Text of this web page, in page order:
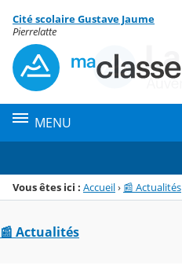
Menu de la rubrique
Contenu
Cité scolaire Gustave Jaume
Pierrelatte
MENU
Vous êtes ici : Accueil› 📰 Actualités
📰 Actualités